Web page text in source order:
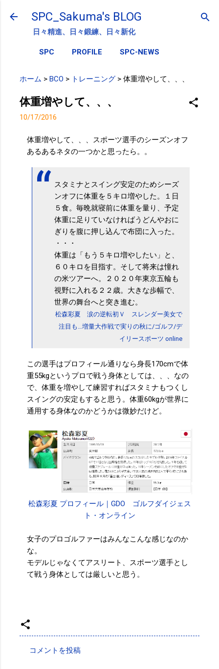
スキップしてメイン コンテンツに移動
SPC_Sakuma's BLOG
日々精進、日々鍛練、日々新化
SPC PROFILE SPC-NEWS
ホーム > BCO > トレーニング > 体重増やして、、、
体重増やして、、、
10/17/2016
体重増やして、、、スポーツ選手のシーズンオフ
あるあるネタの一つかと思ったら。。
スタミナとスイング安定のためシーズ
ンオフに体重を５キロ増やした。１日
５食。毎晩就寝前に体重を量り、予定
体重に足りていなければうどんやおに
ぎりを腹に押し込んで布団に入った。
・・・
体重は「もう５キロ増やしたい」と、
６０キロを目指す。そして将来は憧れ
の米ツアーへ。２０２０年東京五輪も
視野に入れる２２歳。大きな歩幅で、
世界の舞台へと突き進む。
松森彩夏 涙の逆転初Ｖ スレンダー美女で
注目も…増量大作戦で実りの秋に/ゴルフ/デ
イリースポーツ online
この選手はプロフィール通りなら身長170cmで体
重55kgというプロで戦う身体としては、、、なの
で、体重を増やして練習すればスタミナもつくし
スイングの安定もすると思う。体重60kgが世界に
通用する身体なのかどうかは微妙だけど。
松森彩夏 プロフィール｜GDO ゴルフダイジェス
ト・オンライン
女子のプロゴルファーはみんなこんな感じなのか
な。
モデルじゃなくてアスリート、スポーツ選手とし
て戦う身体としては厳しいと思う。
コメントを投稿